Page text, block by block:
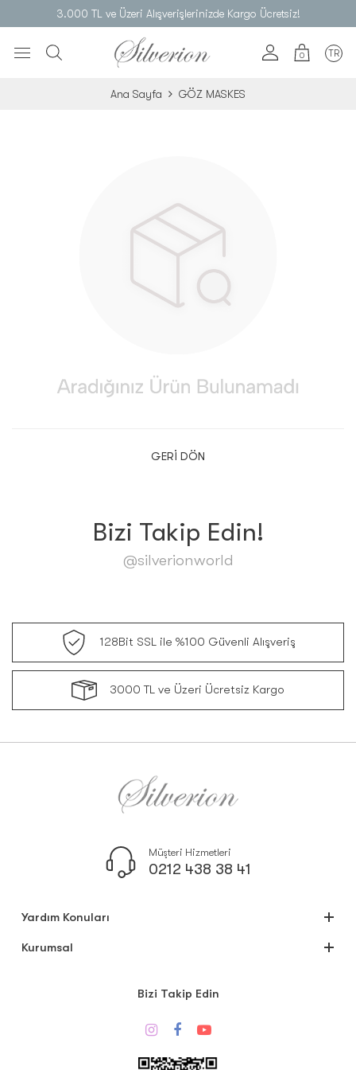
3.000 TL ve Üzeri Alışverişlerinizde Kargo Ücretsiz!
0 TR
Ana Sayfa GÖZ MASKES
GERI DÖN
Bizi Takip Edin!
@silverionworld
128Bit SSL ile %100 Güvenli Alışveriş
3000 TL ve Üzeri Ücretsiz Kargo
Müşteri Hizmetleri
0212 438 38 41
Yardım Konuları
Kurumsal
Bizi Takip Edin